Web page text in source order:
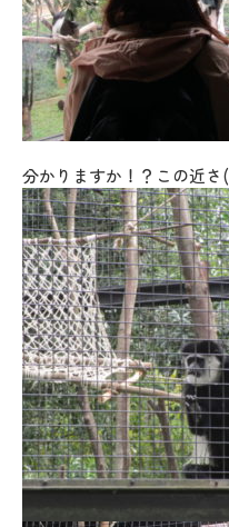
分かりますか！？この近